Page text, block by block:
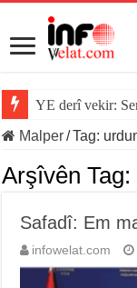
YE derî vekir:
Malper/Tag:
Arşîvên Tag:
Safadî: Em
infowelat.com